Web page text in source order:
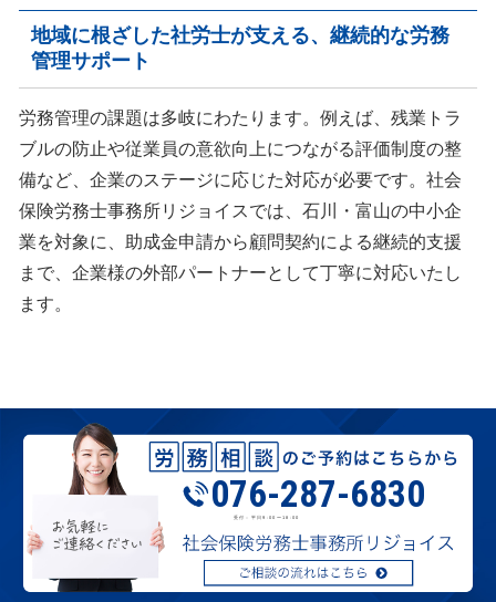
地域に根ざした社労士が支える、継続的な労務
管理サポート
労務管理の課題は多岐にわたります。例えば、残業トラ
ブルの防止や従業員の意欲向上につながる評価制度の整
備など、企業のステージに応じた対応が必要です。社会
保険労務士事務所リジョイスでは、石川・富山の中小企
業を対象に、助成金申請から顧問契約による継続的支援
まで、企業様の外部パートナーとして丁寧に対応いたし
ます。
076-287-6830
受付：平日9:00〜18:00